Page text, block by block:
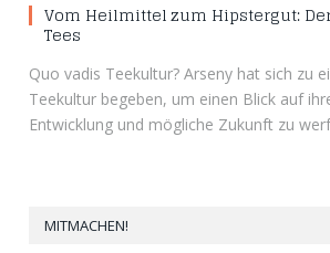
Vom Heilmittel zum Hipstergut:
Tees
Quo vadis Teekultur? Arseny hat sich zu
Teekultur begeben, um einen Blick auf
Entwicklung und mögliche Zukunft zu
MITMACHEN!